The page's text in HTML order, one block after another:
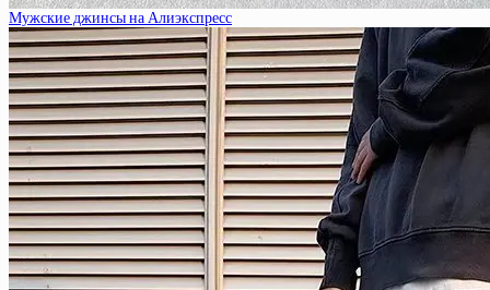
Мужские джинсы на Алиэкспресс